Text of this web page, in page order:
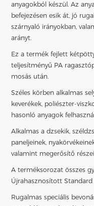
anyagokból készül. Az
befejezésen esik át, jó
szárnyaló irányokban,
arányt.
Ez a termék fejlett
teljesítményű PA
mosás után.
Széles körben alkalmas
keverékek, poliészter-
hasonló anyagok
Alkalmas a dzsekik,
paneljeinek,
valamint megerősítő
A terméksorozat összes
Újrahasznosított Standard
Rugalmas speciális